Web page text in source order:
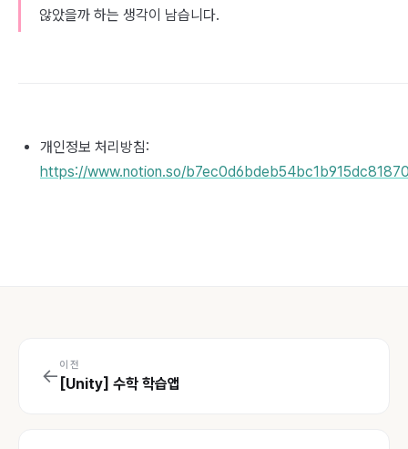
않았을까 하는 생각이 남습니다.
개인정보 처리방침:
https://www.notion.so/
← 이전
[Unity] 수학 학습앱